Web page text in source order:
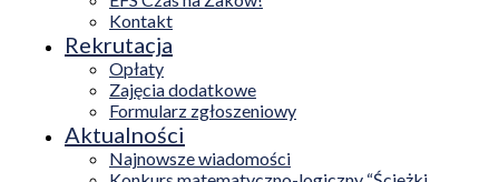
Kontakt
Rekrutacja
Opłaty
Zajęcia dodatkowe
Formularz zgłoszeniowy
Aktualności
Najnowsze wiadomości